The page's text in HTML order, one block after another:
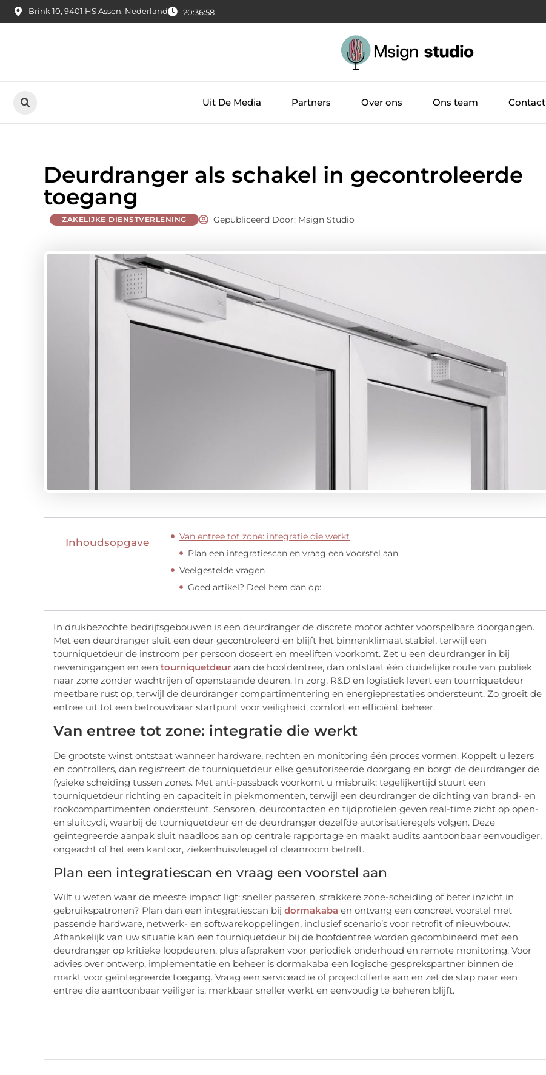
Brink 10, 9401 HS Assen, Nederland 20:37:00
Uit De Media Partners Over ons Ons team Contact
Deurdranger als schakel in gecontroleerde
toegang
ZAKELIJKE DIENSTVERLENING Gepubliceerd Door: Msign Studio
Inhoudsopgave
Van entree tot zone: integratie die werkt
Plan een integratiescan en vraag een voorstel aan
Veelgestelde vragen
Goed artikel? Deel hem dan op:
In drukbezochte bedrijfsgebouwen is een deurdranger de discrete motor achter voorspelbare doorgangen.
Met een deurdranger sluit een deur gecontroleerd en blijft het binnenklimaat stabiel, terwijl een
tourniquetdeur de instroom per persoon doseert en meeliften voorkomt. Zet u een deurdranger in bij
neveningangen en een tourniquetdeur aan de hoofdentree, dan ontstaat één duidelijke route van publiek
naar zone zonder wachtrijen of openstaande deuren. In zorg, R&D en logistiek levert een tourniquetdeur
meetbare rust op, terwijl de deurdranger compartimentering en energieprestaties ondersteunt. Zo groeit de
entree uit tot een betrouwbaar startpunt voor veiligheid, comfort en efficiënt beheer.
Van entree tot zone: integratie die werkt
De grootste winst ontstaat wanneer hardware, rechten en monitoring één proces vormen. Koppelt u lezers
en controllers, dan registreert de tourniquetdeur elke geautoriseerde doorgang en borgt de deurdranger de
fysieke scheiding tussen zones. Met anti-passback voorkomt u misbruik; tegelijkertijd stuurt een
tourniquetdeur richting en capaciteit in piekmomenten, terwijl een deurdranger de dichting van brand- en
rookcompartimenten ondersteunt. Sensoren, deurcontacten en tijdprofielen geven real-time zicht op open-
en sluitcycli, waarbij de tourniquetdeur en de deurdranger dezelfde autorisatieregels volgen. Deze
geïntegreerde aanpak sluit naadloos aan op centrale rapportage en maakt audits aantoonbaar eenvoudiger,
ongeacht of het een kantoor, ziekenhuisvleugel of cleanroom betreft.
Plan een integratiescan en vraag een voorstel aan
Wilt u weten waar de meeste impact ligt: sneller passeren, strakkere zone-scheiding of beter inzicht in
gebruikspatronen? Plan dan een integratiescan bij dormakaba en ontvang een concreet voorstel met
passende hardware, netwerk- en softwarekoppelingen, inclusief scenario’s voor retrofit of nieuwbouw.
Afhankelijk van uw situatie kan een tourniquetdeur bij de hoofdentree worden gecombineerd met een
deurdranger op kritieke loopdeuren, plus afspraken voor periodiek onderhoud en remote monitoring. Voor
advies over ontwerp, implementatie en beheer is dormakaba een logische gesprekspartner binnen de
markt voor geïntegreerde toegang. Vraag een serviceactie of projectofferte aan en zet de stap naar een
entree die aantoonbaar veiliger is, merkbaar sneller werkt en eenvoudig te beheren blijft.